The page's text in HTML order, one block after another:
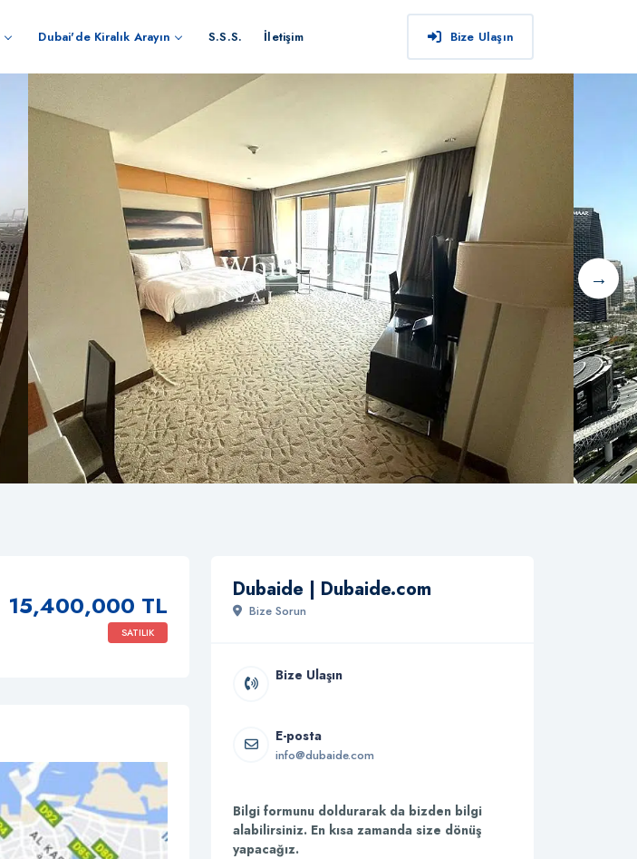
Dubai'de Kiralık Arayın S.S.S. İletişim Bize Ulaşın
15,400,000 TL
SATILIK
Dubaide | Dubaide.com
Bize Sorun
Bize Ulaşın
E-posta
info@dubaide.com
Bilgi formunu doldurarak da bizden bilgi
alabilirsiniz. En kısa zamanda size dönüş
yapacağız.